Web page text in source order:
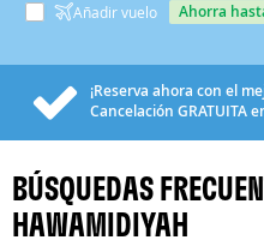
Añadir vuelo ahorra
¡Reserva ahora con el
Cancelación GRATUITA
BÚSQUEDAS
HAWAMIDIYAH